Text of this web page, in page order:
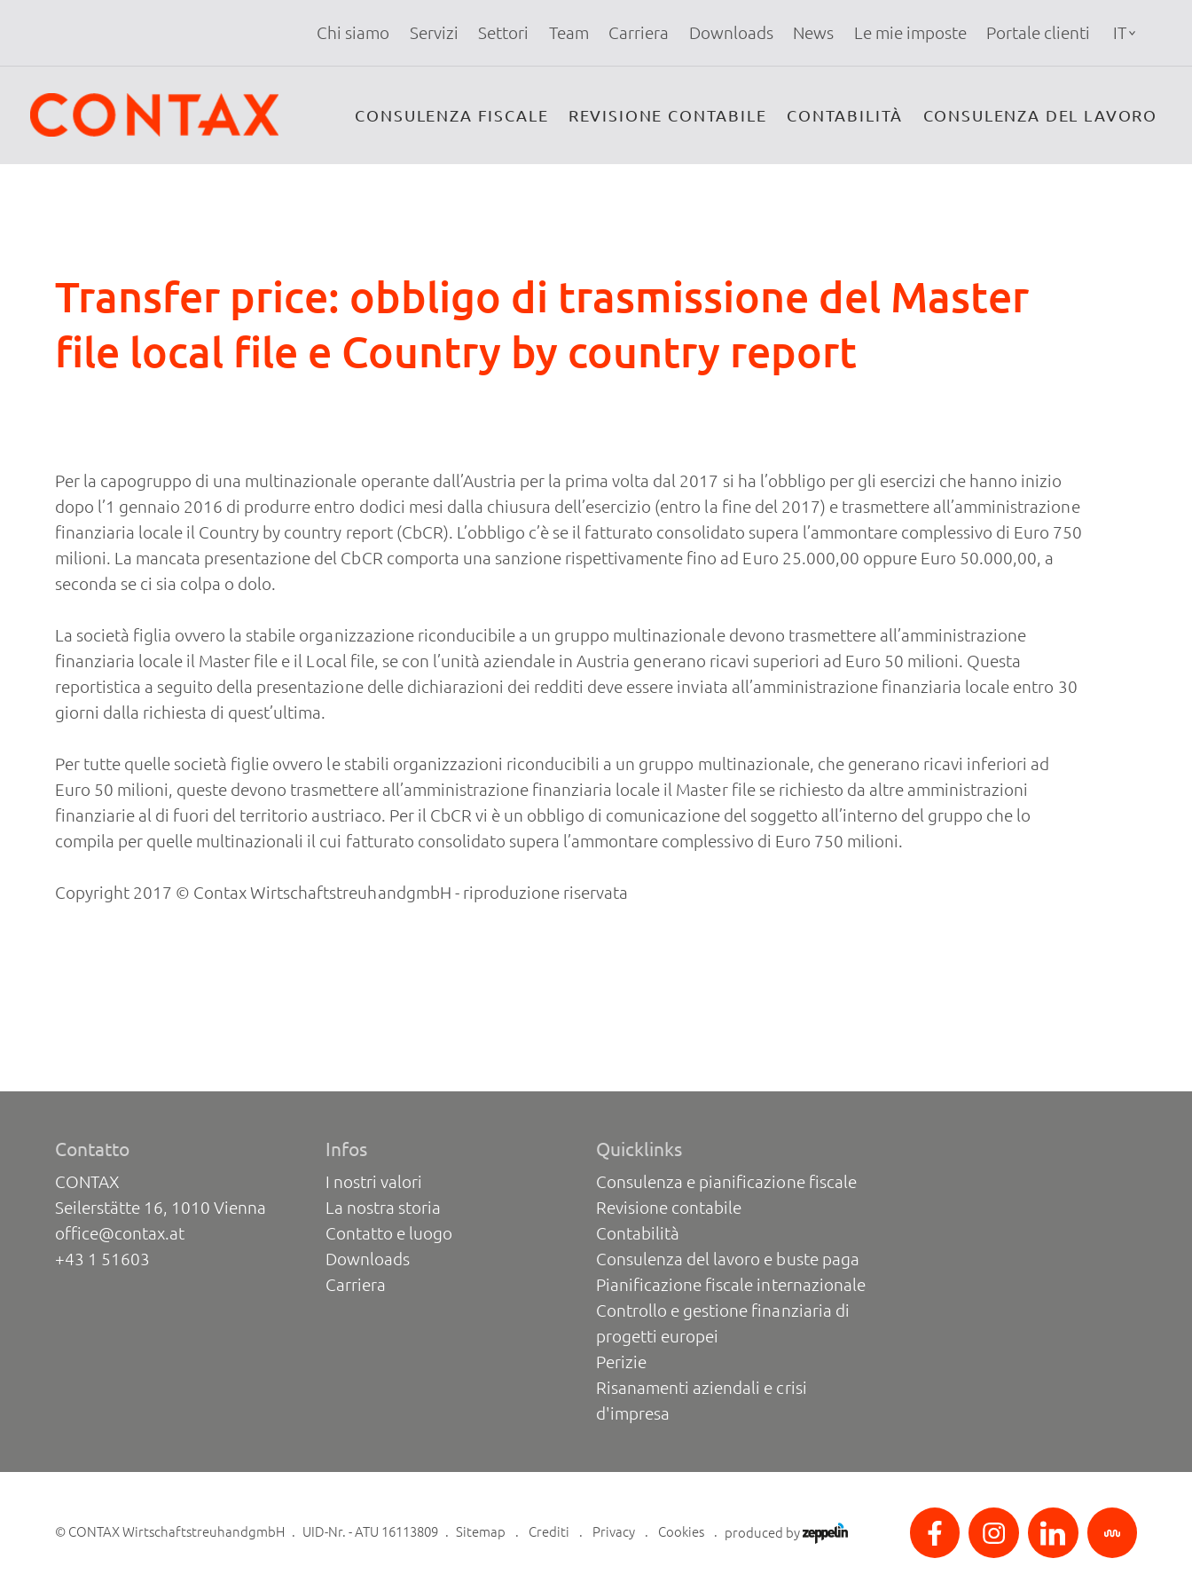
Chi siamo Servizi Settori Team Carriera Downloads News Le mie imposte Portale clienti IT
CONSULENZA FISCALE REVISIONE CONTABILE CONTABILITÀ CONSULENZA DEL LAVORO
Transfer price: obbligo di trasmissione del Master
file local file e Country by country report
Per la capogruppo di una multinazionale operante dall’Austria per la prima volta dal 2017 si ha l’obbligo per gli esercizi che hanno inizio
dopo l’1 gennaio 2016 di produrre entro dodici mesi dalla chiusura dell’esercizio (entro la fine del 2017) e trasmettere all’amministrazione
finanziaria locale il Country by country report (CbCR). L’obbligo c’è se il fatturato consolidato supera l’ammontare complessivo di Euro 750
milioni. La mancata presentazione del CbCR comporta una sanzione rispettivamente fino ad Euro 25.000,00 oppure Euro 50.000,00, a
seconda se ci sia colpa o dolo.
La società figlia ovvero la stabile organizzazione riconducibile a un gruppo multinazionale devono trasmettere all’amministrazione
finanziaria locale il Master file e il Local file, se con l’unità aziendale in Austria generano ricavi superiori ad Euro 50 milioni. Questa
reportistica a seguito della presentazione delle dichiarazioni dei redditi deve essere inviata all’amministrazione finanziaria locale entro 30
giorni dalla richiesta di quest’ultima.
Per tutte quelle società figlie ovvero le stabili organizzazioni riconducibili a un gruppo multinazionale, che generano ricavi inferiori ad
Euro 50 milioni, queste devono trasmettere all’amministrazione finanziaria locale il Master file se richiesto da altre amministrazioni
finanziarie al di fuori del territorio austriaco. Per il CbCR vi è un obbligo di comunicazione del soggetto all’interno del gruppo che lo
compila per quelle multinazionali il cui fatturato consolidato supera l’ammontare complessivo di Euro 750 milioni.
Copyright 2017 © Contax WirtschaftstreuhandgmbH - riproduzione riservata
Contatto
CONTAX
Seilerstätte 16, 1010 Vienna
office@contax.at
+43 1 51603
Infos
I nostri valori
La nostra storia
Contatto e luogo
Downloads
Carriera
Quicklinks
Consulenza e pianificazione fiscale
Revisione contabile
Contabilità
Consulenza del lavoro e buste paga
Pianificazione fiscale internazionale
Controllo e gestione finanziaria di
progetti europei
Perizie
Risanamenti aziendali e crisi
d'impresa
© CONTAX WirtschaftstreuhandgmbH UID-Nr. - ATU 16113809 Sitemap Crediti Privacy Cookies produced by